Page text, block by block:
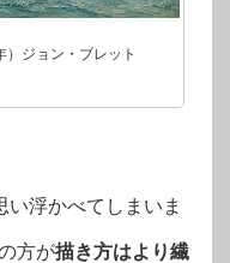
）ジョン・ブレット
い浮かべてしまいま
方が描き方はより繊